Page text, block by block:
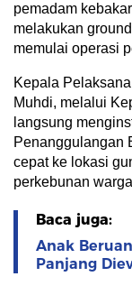
pemadam
melakukan
memulai operasi
Kepala
Muhdi, melalui
langsung
Penanggulangan
cepat ke lokasi
perkebunan
Baca juga:
Anak
Panjang